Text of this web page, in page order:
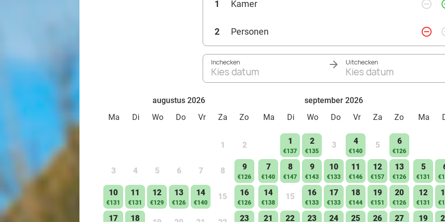
Venen. Beleef een onvergetelijke minivakantie!
1 Kamer remove_circle_outline
2 Personen remove_circle_outline
Inchecken
Kies datum
Uitchecken
Kies datum
augustus 2026
Ma
Di Wo Do Vr Za Zo
1 2
3 4 5 6 7 8 9
€126
10
€131
11
€131
12
€129
13
€126
14
€140
15 16
€126
17 18 23
september 2026
Ma
Di Wo Do Vr Za Zo
1
€137
2
€135
3 4
€140
5 6
€126
7
€140
8
€147
9
€143
10
€133
11
€146
12
€157
13
€126
14
€138
15 16
€133
17
€133
18
€144
19
€151
20
€126
21 22 23 24 25 26 27
Ma
5
€131
12
€131
19